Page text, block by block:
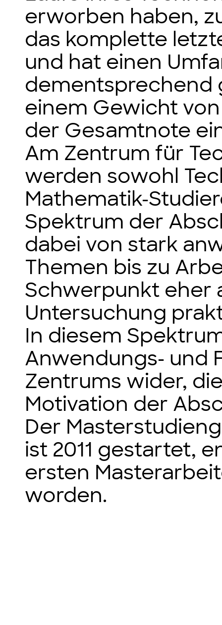
erworben haben,
das komplette
und hat einen
dementsprechend
einem Gewicht
der Gesamtnote
Am Zentrum für
werden sowohl
Mathematik-
Spektrum der
dabei von stark
Themen bis zu
Schwerpunkt eher
Untersuchung
In diesem
Anwendungs- und
Zentrums wider,
Motivation der
Der
ist 2011 gestartet,
ersten
worden.